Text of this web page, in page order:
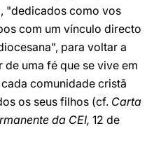
"dedicados como vos
com um vínculo directo
para voltar a
uma fé que se vive em
comunidade cristã
os seus filhos (cf. Carta
da CEI, 12 de